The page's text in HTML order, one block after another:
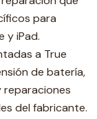
para
y iPad.
a True
de batería,
reparaciones
del fabricante.